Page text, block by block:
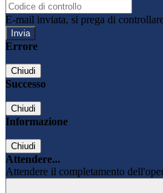
E-mail inviata, si prega di
Errore
Chiudi
Successo
Chiudi
Informazione
Chiudi
Attendere...
Attendere il completamento